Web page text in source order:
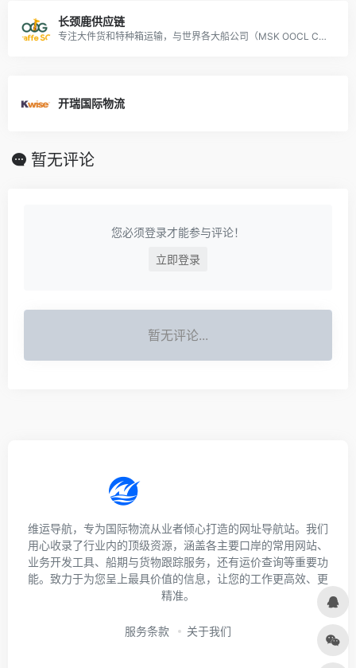
长颈鹿供应链
专注大件货和特种箱运输，与世界各大船公司（MSK OOCL CMA HPL ONE PIL ZIM SITC KMTC HMM YML等）形成良好的合作关系，并运输至非洲、中南美、中东、东南亚、欧美等各港口。
开瑞国际物流
暂无评论
您必须登录才能参与评论！
立即登录
暂无评论...
维运导航，专为国际物流从业者倾心打造的网址导航站。我们
用心收录了行业内的顶级资源，涵盖各主要口岸的常用网站、
业务开发工具、船期与货物跟踪服务，还有运价查询等重要功
能。致力于为您呈上最具价值的信息，让您的工作更高效、更
精准。
服务条款 关于我们